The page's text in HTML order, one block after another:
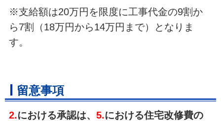
※支給額は20万円を限度に工事代金の9割か
ら7割（18万円から14万円まで）となりま
す。
留意事項
2.における承認は、 5.における住宅改修費の